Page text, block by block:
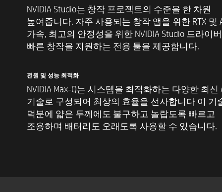
스토리지
NVIDIA Studio는 창작 프로젝트의 수준을 한 차원
높여줍니다. 자주 사용되는 창작 앱을 위한 RTX 및
가속, 최고의 안정성을 위한 NVIDIA Studio 드라이
빠른 창작을 지원하는 전용 툴을 제공합니다.
전원 및 성능 최적화
NVIDIA Max-Q는 시스템을 최적화하는 다양한 최신
기술로 구성되어 최상의 효율을 선사합니다 이 기
덕분에 얇은 두께에도 불구하고 놀랍도록 빠르고
조용하며 배터리도 오래도록 사용할 수 있습니다.